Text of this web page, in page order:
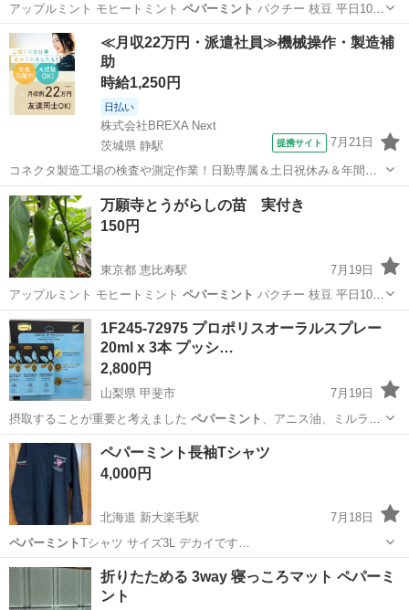
アップルミント モヒートミント ペパーミント パクチー 枝豆 平日10〜
20…
東京 渋谷区 恵比寿駅 家庭用品 モヒートミント
≪月収22万円・派遣社員≫機械操作・製造補
助
時給1,250円
日払い
株式会社BREXA Next
茨城県 静駅
提携サイト 7月21日
コネクタ製造工場の検査や測定作業！日勤専属＆土日祝休み＆年間休
日128日★クリーンルーム内作業★マイカー通勤OK＆無料駐車場あり
★就業先食堂利用可！日払い制度あり！《茨城県常陸大宮市》 人気の
工場のお仕事 ◇コネクタ製造工...
茨城 常陸大宮市 静駅
万願寺とうがらしの苗 実付き
150円
東京都 恵比寿駅
7月19日
アップルミント モヒートミント ペパーミント パクチー 枝豆 平日10〜
20…
東京 渋谷区 家庭用品
1F245-72975 プロポリスオーラルスプレー
20ml x 3本 プッシ…
2,800円
山梨県 甲斐市
7月19日
摂取することが重要と考えました ペパーミント
、アニス油、ミルラオ
イルを独自に配…
山梨 甲斐市 その他
ペパーミント長袖Tシャツ
4,000円
北海道 新大楽毛駅
7月18日
ペパーミント
Tシャツ サイズ3L デカイです…
北海道 釧路市 新大楽毛駅 Tシャツ ペパーミント
折りたためる 3way 寝っころマット ペパーミ
ント